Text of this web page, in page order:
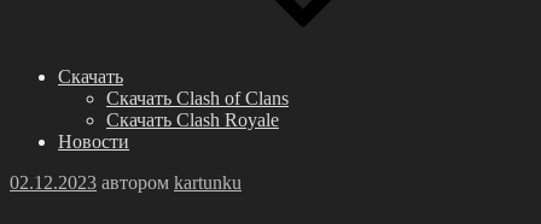
Скачать
Скачать Clash of Clans
Скачать Clash Royale
Новости
Опубликовано
02.12.2023 автором kartunku